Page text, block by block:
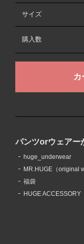
サイズ
購入数
パンツorウェアー
huge_underwear
MR.HUGE（original
福袋
HUGE ACCESSORY